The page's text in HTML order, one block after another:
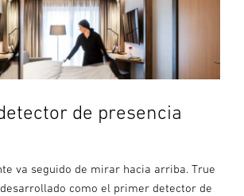
de presencia
va seguido de mirar hacia arriba. True
como el primer detector de